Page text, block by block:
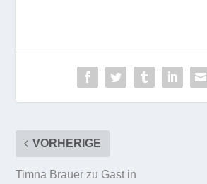
VORHERIGE
Timna Brauer zu Gast in